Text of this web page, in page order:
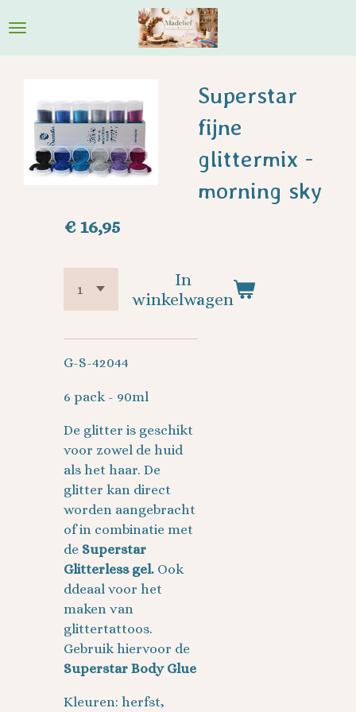
direct
naar
Superstar
fijne
glittermix -
morning sky
€ 16,95
In
winkelwagen
G-S-42044
6 pack - 90ml
De glitter is geschikt
voor zowel de huid
als het haar. De
glitter kan direct
worden aangebracht
of in combinatie met
de Superstar
Glitterless gel. Ook
ddeaal voor het
maken van
glittertattoos.
Gebruik hiervoor de
Superstar Body Glue
Kleuren: herfst,